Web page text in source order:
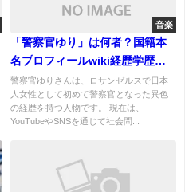
音楽
「警察官ゆり」は何者？国籍本
名プロフィールwiki経歴学歴を
紹介！結婚している？
警察官ゆりさんは、ロサンゼルスで日本
人女性として初めて警察官となった異色
の経歴を持つ人物です。 現在は、
YouTubeやSNSを通じて社会問...